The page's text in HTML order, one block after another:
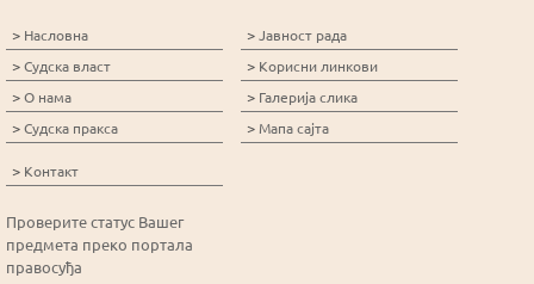
> Насловна
>Судска власт
>О нама
>Судска пракса
>Јавност рада
> Корисни линкови
> Галерија слика
> Мапа сајта
> Контакт
Проверите статус Вашег
предмета преко портала
правосуђа